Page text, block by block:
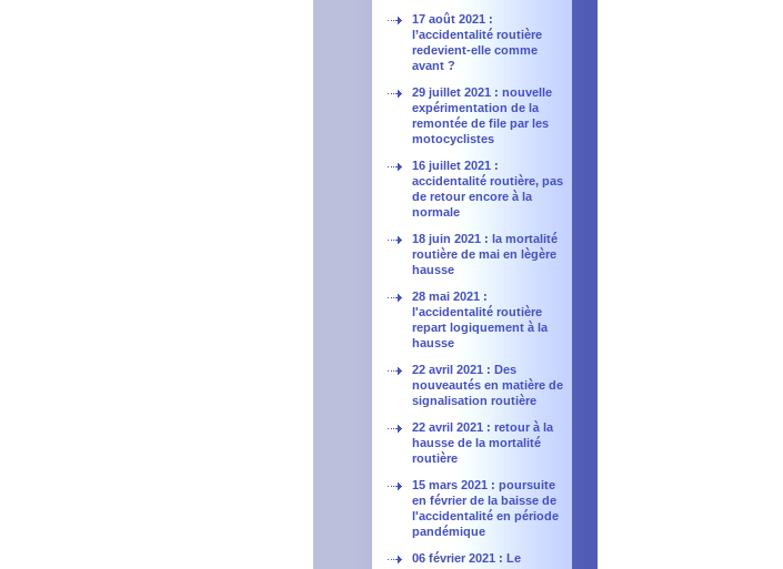
17 août 2021 :
l’accidentalité routière
redevient-elle comme
avant ?
29 juillet 2021 : nouvelle
expérimentation de la
remontée de file par les
motocyclistes
16 juillet 2021 :
accidentalité routière, pas
de retour encore à la
normale
18 juin 2021 : la mortalité
routière de mai en lègère
hausse
28 mai 2021 :
l'accidentalité routière
repart logiquement à la
hausse
22 avril 2021 : Des
nouveautés en matière de
signalisation routière
22 avril 2021 : retour à la
hausse de la mortalité
routière
15 mars 2021 : poursuite
en février de la baisse de
l'accidentalité en période
pandémique
06 février 2021 : Le